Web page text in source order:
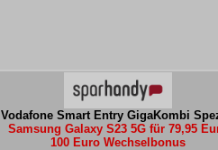
Vodafone Smart Entry GigaKombi
Samsung Galaxy S23 5G für 79,95
100 Euro Wechselbonus